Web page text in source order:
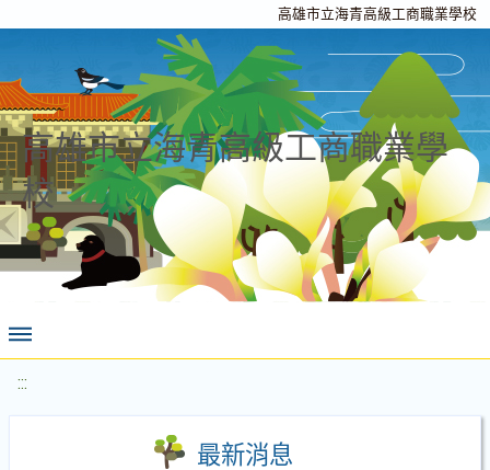
高雄市立海青高級工商職業學校
高雄市立海青高級工商職業學
校
:::
最新消息